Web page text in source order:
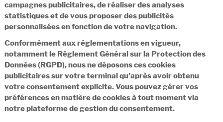
campagnes publicitaires, de réaliser des analyses
statistiques et de vous proposer des publicités
personnalisées en fonction de votre navigation.
Conformément aux réglementations en vigueur,
notamment le Règlement Général sur la Protection des
Données (RGPD), nous ne déposons ces cookies
publicitaires sur votre terminal qu'après avoir obtenu
votre consentement explicite.Vous pouvez gérer vos
préférences en matière de cookies à tout moment via
notre plateforme de gestion du consentement.